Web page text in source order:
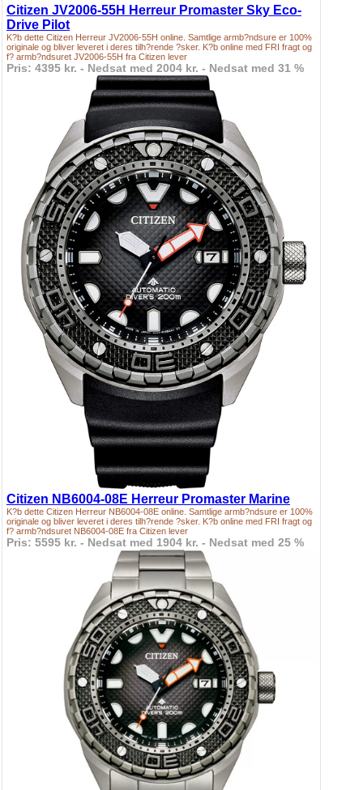
Citizen JV2006-55H Herreur Promaster Sky Eco-
Drive Pilot
K?b dette Citizen Herreur JV2006-55H online. Samtlige armb?ndsure er 100%
originale og bliver leveret i deres tilh?rende ?sker. K?b online med FRI fragt og
f? armb?ndsuret JV2006-55H fra Citizen lever
Pris: 4395 kr. - Nedsat med 2004 kr. - Nedsat med 31 %
Citizen NB6004-08E Herreur Promaster Marine
K?b dette Citizen Herreur NB6004-08E online. Samtlige armb?ndsure er 100%
originale og bliver leveret i deres tilh?rende ?sker. K?b online med FRI fragt og
f? armb?ndsuret NB6004-08E fra Citizen lever
Pris: 5595 kr. - Nedsat med 1904 kr. - Nedsat med 25 %